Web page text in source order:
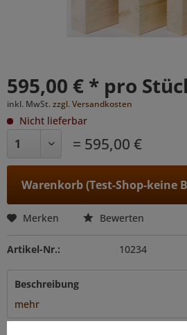
595,00 € * pro
inkl. MwSt. zzgl. Versandkosten
Nicht lieferbar
= 595,00 €
Warenkorb (Test-Shop-keine
Merken Bewerten
Artikel-Nr.: 10234
Beschreibung
mehr